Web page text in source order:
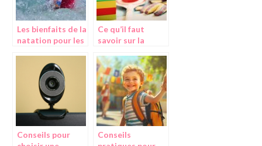
Les bienfaits de la
natation pour les
Ce qu’il faut
savoir sur la
Montessori
Conseils pour
Conseils